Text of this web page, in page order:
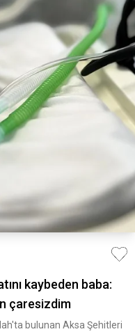
kaybeden baba:
çaresizdim
bulunan Aksa Şehitleri